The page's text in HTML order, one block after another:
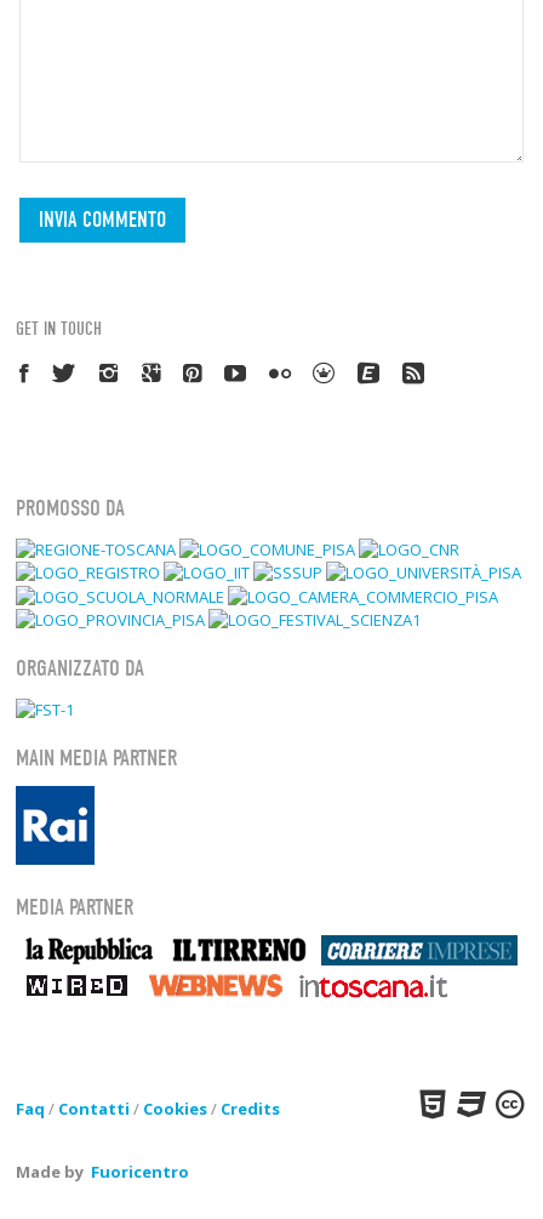
GET IN TOUCH
PROMOSSO DA
ORGANIZZATO DA
MAIN MEDIA PARTNER
MEDIA PARTNER
Faq / Contatti / Cookies/ Credits
Made by Fuoricentro